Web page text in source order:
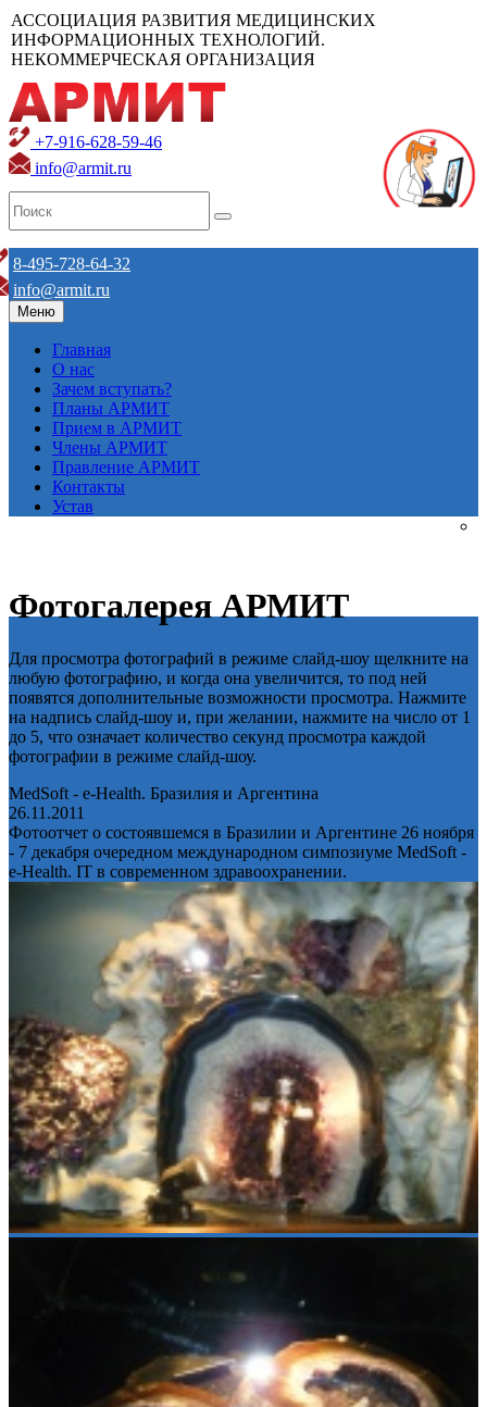
АССОЦИАЦИЯ РАЗВИТИЯ МЕДИЦИНСКИХ
ИНФОРМАЦИОННЫХ ТЕХНОЛОГИЙ.
НЕКОММЕРЧЕСКАЯ ОРГАНИЗАЦИЯ
+7-916-628-59-46
info@armit.ru
8-495-728-64-32
info@armit.ru
Меню
Главная
О нас
Зачем вступать?
Планы АРМИТ
Прием в АРМИТ
Члены АРМИТ
Правление АРМИТ
Контакты
Устав
Фотогалерея АРМИТ
Для просмотра фотографий в режиме слайд-шоу щелкните на
любую фотографию, и когда она увеличится, то под ней
появятся дополнительные возможности просмотра. Нажмите
на надпись слайд-шоу и, при желании, нажмите на число от 1
до 5, что означает количество секунд просмотра каждой
фотографии в режиме слайд-шоу.
MedSoft - e-Health. Бразилия и Аргентина
26.11.2011
Фотоотчет о состоявшемся в Бразилии и Аргентине 26 ноября
- 7 декабря очередном международном симпозиуме MedSoft -
e-Health. IT в современном здравоохранении.